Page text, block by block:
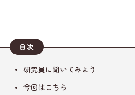
目次
研究員に聞いてみよう
今回はこちら